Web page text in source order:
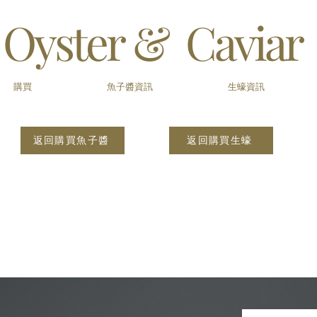
Oyster& Caviar
購買 魚子醬資訊 生蠔資訊
返回購買魚子醬 返回購買生蠔